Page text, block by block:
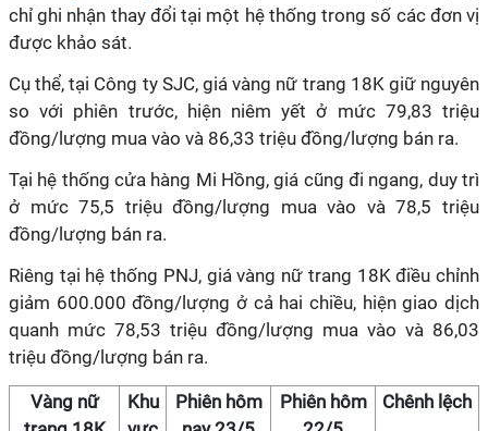
chỉ ghi nhận thay đổi tại một hệ thống trong số các đơn vị
được khảo sát.
Cụ thể, tại Công ty SJC, giá vàng nữ trang 18K giữ nguyên
so với phiên trước, hiện niêm yết ở mức 79,83 triệu
đồng/lượng mua vào và 86,33 triệu đồng/lượng bán ra.
Tại hệ thống cửa hàng Mi Hồng, giá cũng đi ngang, duy trì
ở mức 75,5 triệu đồng/lượng mua vào và 78,5 triệu
đồng/lượng bán ra.
Riêng tại hệ thống PNJ, giá vàng nữ trang 18K điều chỉnh
giảm 600.000 đồng/lượng ở cả hai chiều, hiện giao dịch
quanh mức 78,53 triệu đồng/lượng mua vào và 86,03
triệu đồng/lượng bán ra.
Vàng nữ
Khu
Phiên hôm
Phiên hôm
Chênh lệch